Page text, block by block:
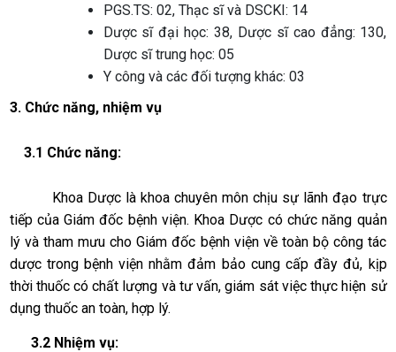
PGS.TS: 02, Thạc sĩ và DSCKI: 14
Dược sĩ đại học: 38, Dược sĩ cao đẳng: 130,
Dược sĩ trung học: 05
Y công và các đối tượng khác: 03
3. Chức năng, nhiệm vụ
3.1 Chức năng:
Khoa Dược là khoa chuyên môn chịu sự lãnh đạo trực
tiếp của Giám đốc bệnh viện. Khoa Dược có chức năng quản
lý và tham mưu cho Giám đốc bệnh viện về toàn bộ công tác
dược trong bệnh viện nhằm đảm bảo cung cấp đầy đủ, kịp
thời thuốc có chất lượng và tư vấn, giám sát việc thực hiện sử
dụng thuốc an toàn, hợp lý.
3.2 Nhiệm vụ: